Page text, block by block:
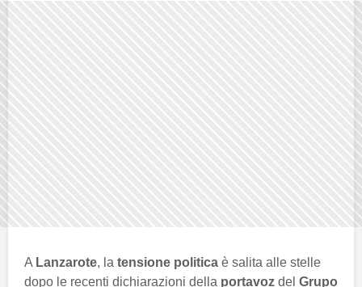
A Lanzarote, la tensione politica è salita alle stelle
dopo le recenti dichiarazioni della portavoz del Grupo